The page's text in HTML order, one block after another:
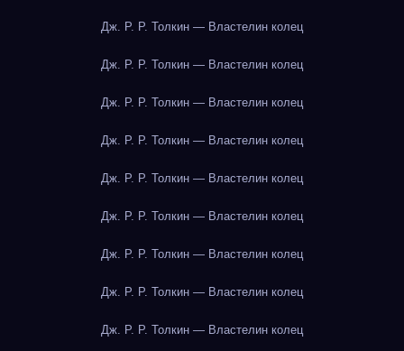
Дж. Р. Р. Толкин — Властелин колец
Дж. Р. Р. Толкин — Властелин колец
Дж. Р. Р. Толкин — Властелин колец
Дж. Р. Р. Толкин — Властелин колец
Дж. Р. Р. Толкин — Властелин колец
Дж. Р. Р. Толкин — Властелин колец
Дж. Р. Р. Толкин — Властелин колец
Дж. Р. Р. Толкин — Властелин колец
Дж. Р. Р. Толкин — Властелин колец